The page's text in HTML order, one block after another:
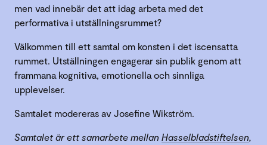
men vad innebär det att idag arbeta med det
performativa i utställningsrummet?
Välkommen till ett samtal om konsten i det iscensatta
rummet. Utställningen engagerar sin publik genom att
frammana kognitiva, emotionella och sinnliga
upplevelser.
Samtalet modereras av Josefine Wikström.
Samtalet är ett samarbete mellan Hasselbladstiftelsen,